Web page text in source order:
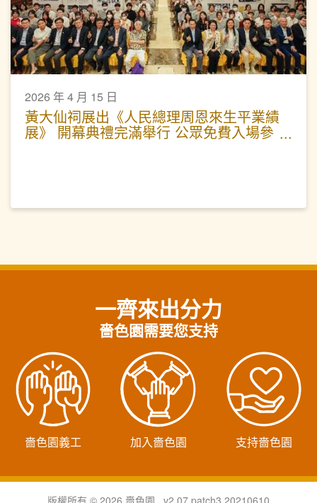
2026 年 4 月 15 日
黃大仙祠展出《人民總理周恩來生平業績
展》 開幕典禮完滿舉行 公眾免費入場參
一齊來出分力
嗇色園需要您支持
嗇色園義工 加入嗇色園 支持嗇色園
版權所有 © 2026 嗇色園 v2.07.patch3.20210610